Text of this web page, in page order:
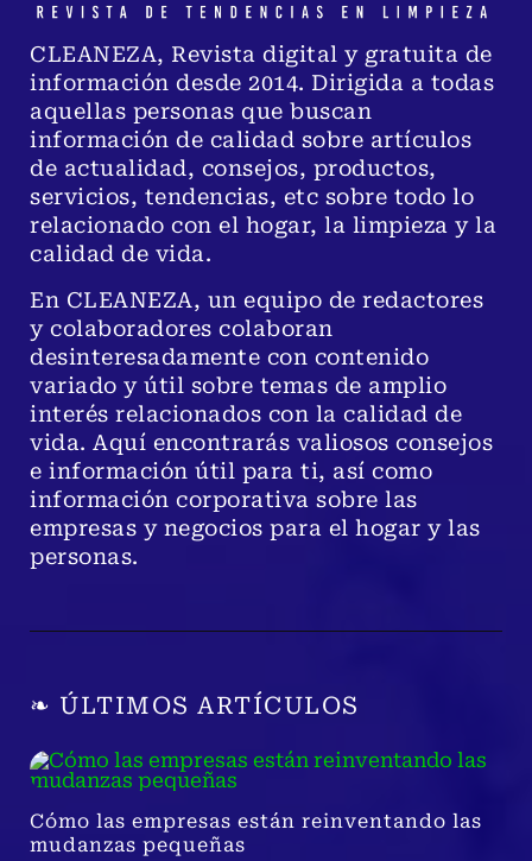
CLEANEZA, Revista digital y gratuita de
información desde 2014. Dirigida a todas
aquellas personas que buscan
información de calidad sobre artículos
de actualidad, consejos, productos,
servicios, tendencias, etc sobre todo lo
relacionado con el hogar, la limpieza y la
calidad de vida.
En CLEANEZA, un equipo de redactores
y colaboradores colaboran
desinteresadamente con contenido
variado y útil sobre temas de amplio
interés relacionados con la calidad de
vida. Aquí encontrarás valiosos consejos
e información útil para ti, así como
información corporativa sobre las
empresas y negocios para el hogar y las
personas.
❧ ÚLTIMOS ARTÍCULOS
Cómo las empresas están reinventando las
mudanzas pequeñas